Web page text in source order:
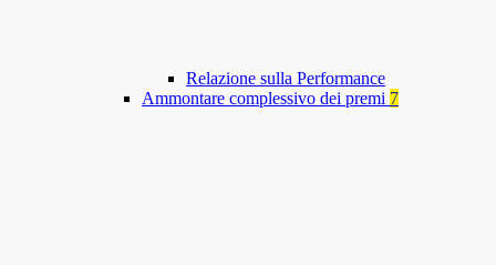
Relazione sulla Performance
Ammontare complessivo dei premi 7